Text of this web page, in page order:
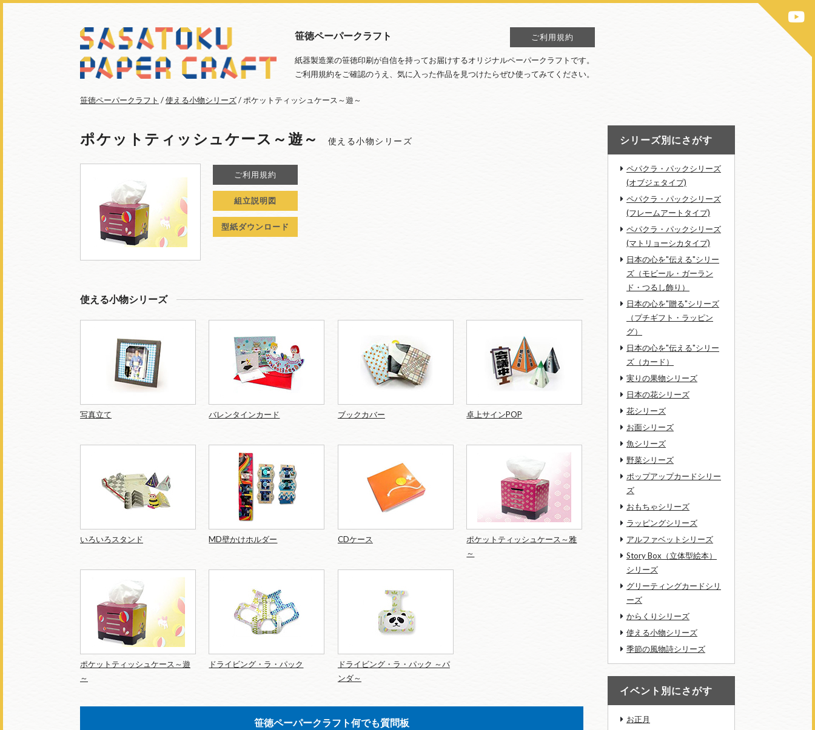
笹徳ペーパークラフト ご利用規約
紙器製造業の笹徳印刷が自信を持ってお届けするオリジナルペーパークラフトです。
ご利用規約をご確認のうえ、気に入った作品を見つけたらぜひ使ってみてください。
笹徳ペーパークラフト /使える小物シリーズ/ ポケットティッシュケース～遊～
ポケットティッシュケース～遊～ 使える小物シリーズ
ご利用規約
組立説明図
型紙ダウンロード
使える小物シリーズ
写真立て バレンタインカード ブックカバー 卓上サインPOP
いろいろスタンド MD壁かけホルダー CDケース
ポケットティッシュケース～雅
～
ポケットティッシュケース～遊
～
ドライビング・ラ・パック
ドライビング・ラ・パック ～パ
ンダ～
シリーズ別にさがす
ペパクラ・パックシリーズ
(オブジェタイプ)
ペパクラ・パックシリーズ
(フレームアートタイプ)
ペパクラ・パックシリーズ
(マトリョーシカタイプ)
日本の心を"伝える"シリー
ズ（モビール・ガーラン
ド・つるし飾り）
日本の心を"贈る"シリーズ
（プチギフト・ラッピン
グ）
日本の心を"伝える"シリー
ズ（カード）
実りの果物シリーズ
日本の花シリーズ
花シリーズ
お面シリーズ
魚シリーズ
野菜シリーズ
ポップアップカードシリー
ズ
おもちゃシリーズ
ラッピングシリーズ
アルファベットシリーズ
Story Box（立体型絵本）
シリーズ
グリーティングカードシリ
ーズ
からくりシリーズ
使える小物シリーズ
季節の風物詩シリーズ
イベント別にさがす
お正月